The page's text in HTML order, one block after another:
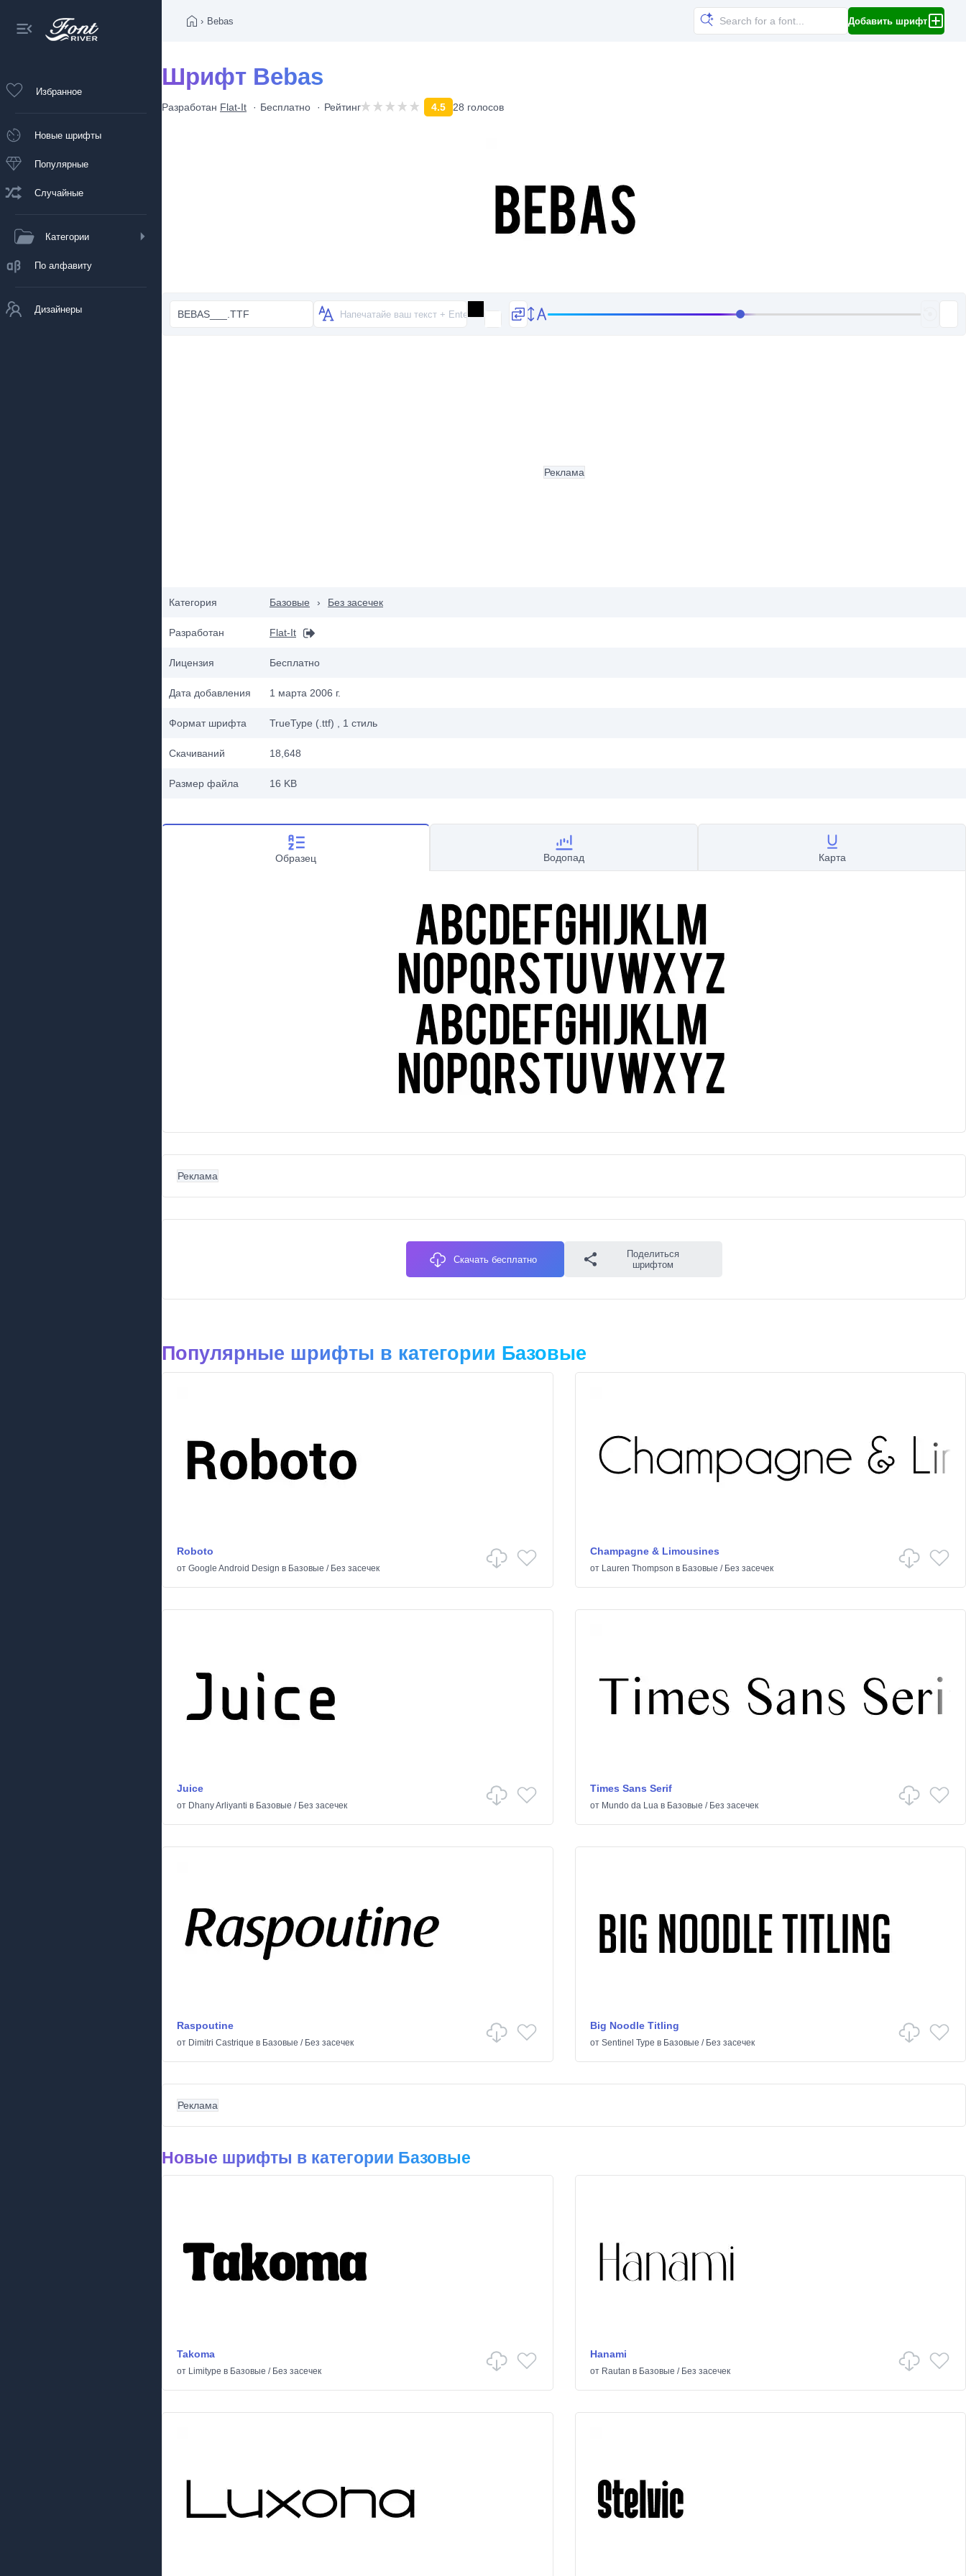
Избранное
Новые шрифты
Популярные
Случайные
Категории
По алфавиту
Дизайнеры
› Bebas Добавить шрифт
Шрифт Bebas
Разработан Flat-It Бесплатно Рейтинг 4.5 28 голосов
BEBAS___.TTF
Категория Базовые › Без засечек
Разработан Flat-It
Лицензия Бесплатно
Дата добавления 1 марта 2006 г.
Формат шрифта TrueType (.ttf) , 1 стиль
Скачиваний 18,648
Размер файла 16 KB
Реклама
Образец Водопад Карта
Реклама
Скачать бесплатно
Поделиться
шрифтом
Популярные шрифты в категории Базовые
Roboto
от Google Android Design в Базовые / Без засечек
Champagne & Limousines
от Lauren Thompson в Базовые / Без засечек
Juice
от Dhany Arliyanti в Базовые / Без засечек
Times Sans Serif
от Mundo da Luaв Базовые / Без засечек
Raspoutine
от Dimitri Castrique в Базовые / Без засечек
Big Noodle Titling
от Sentinel Type в Базовые / Без засечек
Реклама
Новые шрифты в категории Базовые
Takoma
от Limitype в Базовые / Без засечек
Hanami
от Rautan в Базовые / Без засечек